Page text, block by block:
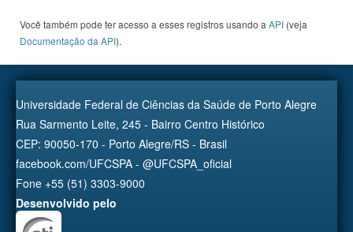
Você também pode ter acesso a esses registros usando a API (veja
Documentação da API).
Universidade Federal de Ciências da Saúde de Porto Alegre
Rua Sarmento Leite, 245 - Bairro Centro Histórico
CEP: 90050-170 - Porto Alegre/RS - Brasil
facebook.com/UFCSPA - @UFCSPA_oficial
Fone +55 (51) 3303-9000
Desenvolvido pelo